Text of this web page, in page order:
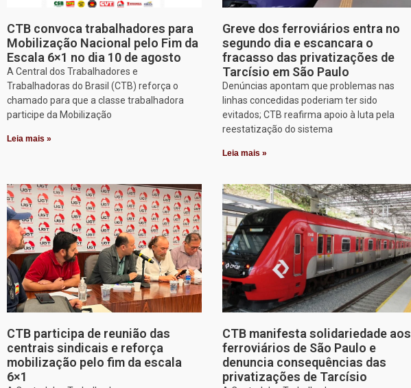
CTB convoca trabalhadores para
Mobilização Nacional pelo Fim da
Escala 6×1 no dia 10 de agosto
A Central dos Trabalhadores e
Trabalhadoras do Brasil (CTB) reforça o
chamado para que a classe trabalhadora
participe da Mobilização
Leia mais »
Greve dos ferroviários entra no
segundo dia e escancara o
fracasso das privatizações de
Tarcísio em São Paulo
Denúncias apontam que problemas nas
linhas concedidas poderiam ter sido
evitados; CTB reafirma apoio à luta pela
reestatização do sistema
Leia mais »
CTB participa de reunião das
centrais sindicais e reforça
mobilização pelo fim da escala
6×1
CTB manifesta solidariedade aos
ferroviários de São Paulo e
denuncia consequências das
privatizações de Tarcísio